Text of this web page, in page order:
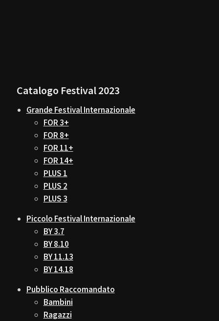
Catalogo Festival 2023
Grande Festival Internazionale
FOR 3+
FOR 8+
FOR 11+
FOR 14+
PLUS 1
PLUS 2
PLUS 3
Piccolo Festival Internazionale
BY 3.7
BY 8.10
BY 11.13
BY 14.18
Pubblico Raccomandato
Bambini
Ragazzi